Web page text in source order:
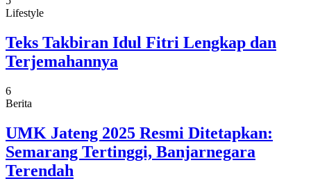
Lifestyle
Teks Takbiran Idul Fitri Lengkap dan
Terjemahannya
6
Berita
UMK Jateng 2025 Resmi Ditetapkan:
Semarang Tertinggi, Banjarnegara
Terendah